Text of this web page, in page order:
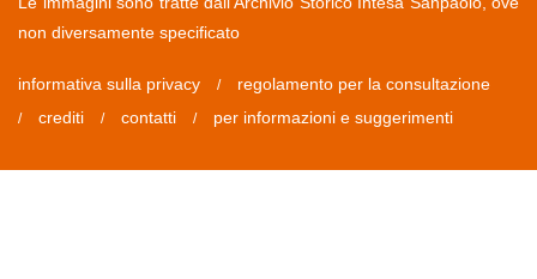
non diversamente specificato
informativa sulla privacy / regolamento per la consultazione
/ crediti / contatti / per informazioni e suggerimenti